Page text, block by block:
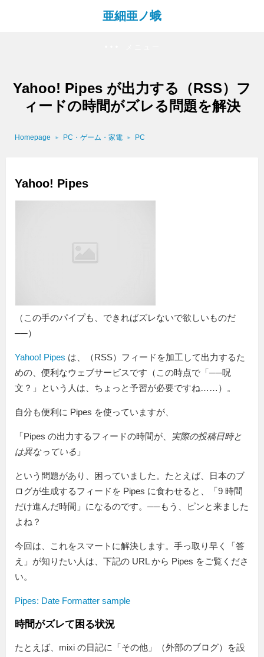
亜細亜ノ蛾
Yahoo! Pipes が出力する（RSS）フ
ィードの時間がズレる問題を解決
Homepage PC・ゲーム・家電 PC
Yahoo! Pipes
（この手のパイプも、できればズレないで欲しいものだ
──）
Yahoo! Pipes は、（RSS）フィードを加工して出力するた
めの、便利なウェブサービスです（この時点で「──呪
文？」という人は、ちょっと予習が必要ですね……）。
自分も便利に Pipes を使っていますが、
「Pipes の出力するフィードの時間が、
実際の投稿日時と
は異なっている 」
という問題があり、困っていました。たとえば、日本のブ
ログが生成するフィードを Pipes に食わせると、「9 時間
だけ進んだ時間」になるのです。──もう、ピンと来ました
よね？
今回は、これをスマートに解決します。手っ取り早く「答
え」が知りたい人は、下記の URL から Pipes をご覧くださ
い。
Pipes: Date Formatter sample
時間がズレて困る状況
たとえば、mixi の日記に「その他」（外部のブログ）を設